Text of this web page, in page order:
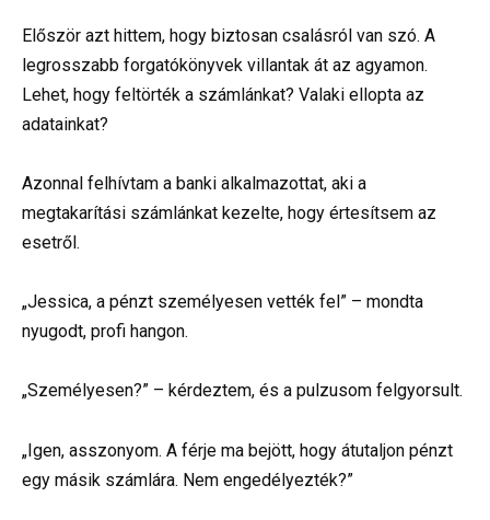
Először azt hittem, hogy biztosan csalásról van szó. A
legrosszabb forgatókönyvek villantak át az agyamon.
Lehet, hogy feltörték a számlánkat? Valaki ellopta az
adatainkat?
Azonnal felhívtam a banki alkalmazottat, aki a
megtakarítási számlánkat kezelte, hogy értesítsem az
esetről.
„Jessica, a pénzt személyesen vették fel” – mondta
nyugodt, profi hangon.
„Személyesen?” – kérdeztem, és a pulzusom felgyorsult.
„Igen, asszonyom. A férje ma bejött, hogy átutaljon pénzt
egy másik számlára. Nem engedélyezték?”